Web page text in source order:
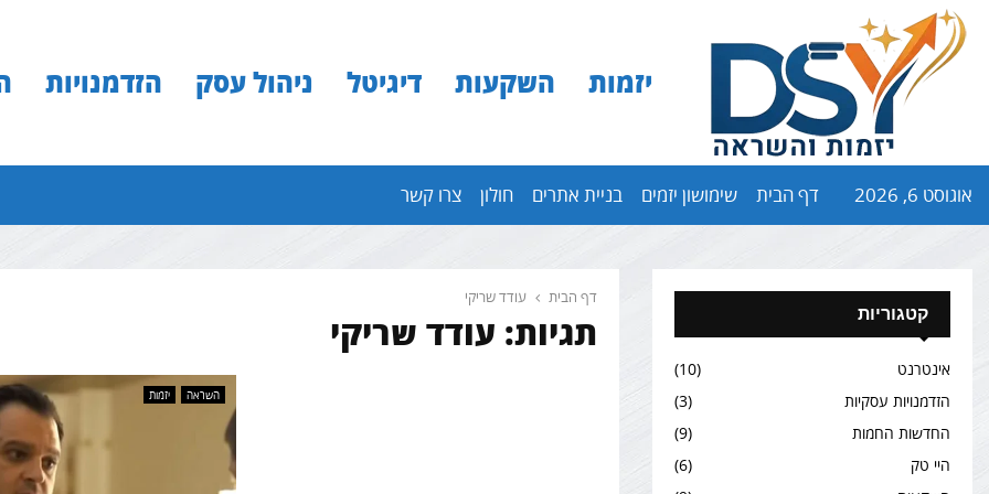
יזמות השקעות דיגיטל ניהול עסק הזדמנויות
אוגוסט 6, 2026 דף הבית שימושון יזמים בניית אתרים חולון צרו קשר
דף הבית עודד שריקי
תגיות: עודד שריקי
השראה יזמות
קטגוריות
אינטרנט
(10)
הזדמנויות עסקיות
(3)
החדשות החמות
(9)
היי טק
(6)